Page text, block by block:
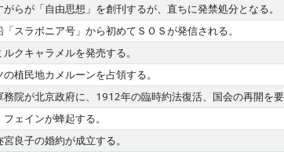
らが「自由思想」を創刊するが、直ちに発禁処分となる。
スラボニア号」から初めてＳＯＳが発信される。
クキャラメルを発売する。
植民地カメルーンを占領する。
院が北京政府に、1912年の臨時約法復活、国会の再開を要
ェインが蜂起する。
良子の婚約が成立する。